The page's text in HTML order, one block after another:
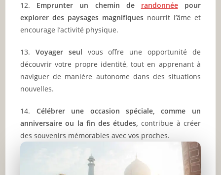
12. Emprunter un chemin de randonnéepour
explorer des paysages magnifiques nourrit l’âme et
encourage l’activité physique.
13.Voyager seul vous offre une opportunité de
découvrir votre propre identité, tout en apprenant à
naviguer de manière autonome dans des situations
nouvelles.
14. Célébrer une occasion spéciale, comme un
anniversaire ou la fin des études, contribue à créer
des souvenirs mémorables avec vos proches.